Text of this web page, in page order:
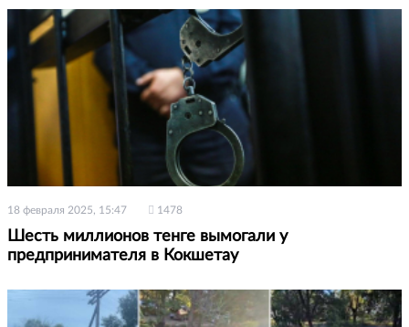
18 февраля 2025, 15:47 1478
Шесть миллионов тенге вымогали у
предпринимателя в Кокшетау